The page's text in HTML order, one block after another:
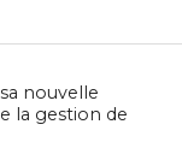
nouvelle
la gestion de